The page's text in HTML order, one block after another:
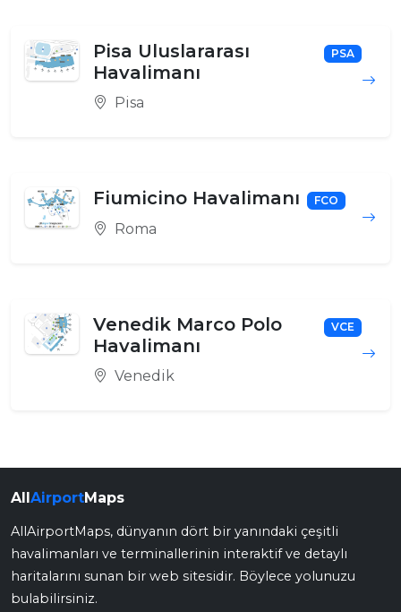
Pisa Uluslararası
Havalimanı
PSA
Pisa
Fiumicino Havalimanı FCO
Roma
Venedik Marco Polo
Havalimanı
VCE
Venedik
All AirportMaps
AllAirportMaps, dünyanın dört bir yanındaki çeşitli
havalimanları ve terminallerinin interaktif ve detaylı
haritalarını sunan bir web sitesidir. Böylece yolunuzu
bulabilirsiniz.